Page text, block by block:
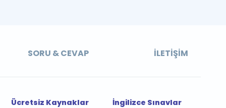
SORU & CEVAP İLETIŞIM
Ücretsiz Kaynaklar
İngilizce Sınavlar